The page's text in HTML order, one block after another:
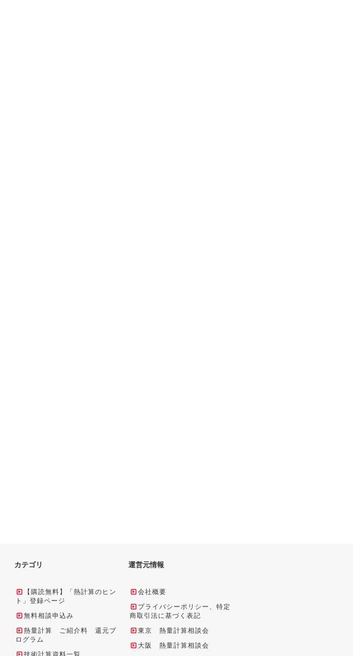
カテゴリ
【購読無料】「熱計算のヒン
ト」登録ページ
無料相談申込み
熱量計算 ご紹介料 還元プ
ログラム
技術計算資料一覧
運営元情報
会社概要
プライバシーポリシー、特定
商取引法に基づく表記
東京 熱量計算相談会
大阪 熱量計算相談会